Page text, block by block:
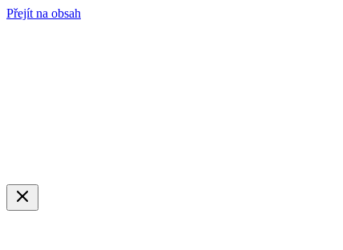
Přejít na obsah